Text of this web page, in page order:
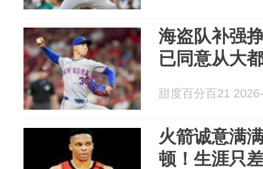
海盗队补强
已同意从大
甜度百分百21
火箭诚意满
顿！生涯只